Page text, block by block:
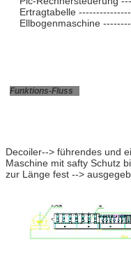
Ertragtabelle
Ellbogenmaschine
Funktions-Fluss
Decoiler--> führendes und
Maschine mit safty Schutz
zur Länge fest -->